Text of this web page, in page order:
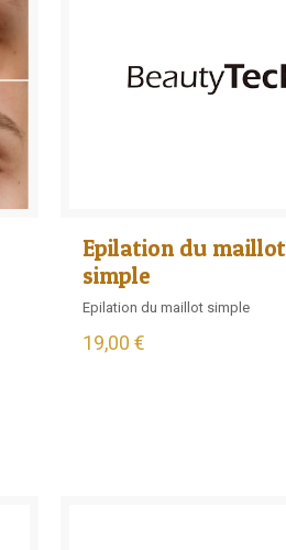
Epilation du maillot
simple
Epilation du maillot simple
19,00 €